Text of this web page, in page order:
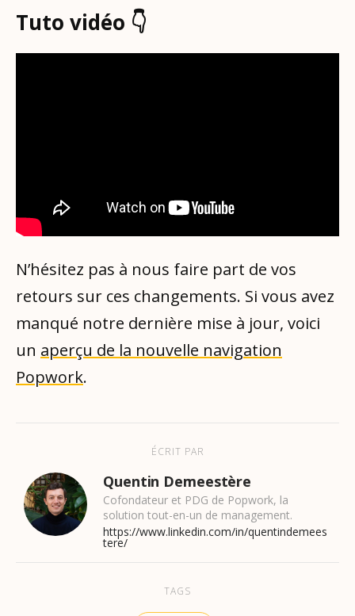
Tuto vidéo 👇
N’hésitez pas à nous faire part de vos
retours sur ces changements. Si vous avez
manqué notre dernière mise à jour, voici
un aperçu de la nouvelle navigation
Popwork.
ÉCRIT PAR
Quentin Demeestère
Cofondateur et PDG de Popwork, la
solution tout-en-un de management.
https://www.linkedin.com/in/quentindemees
tere/
TAGS